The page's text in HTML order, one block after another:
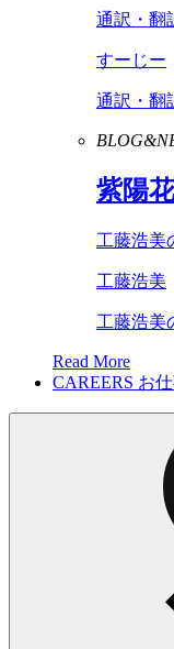
通訳・翻
すーじー
通訳・翻
紫陽花
工藤浩美
工藤浩美
工藤浩美
Read More
CAREERS お